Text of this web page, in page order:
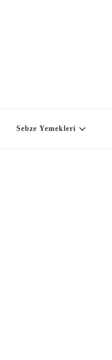
Sebze Yemekleri